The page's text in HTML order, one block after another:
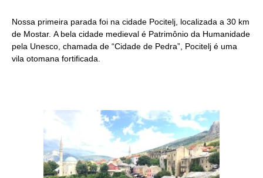
Nossa primeira parada foi na cidade Pocitelj, localizada a 30 km
de Mostar. A bela cidade medieval é Patrimônio da Humanidade
pela Unesco, chamada de “Cidade de Pedra”, Pocitelj é uma
vila otomana fortificada.